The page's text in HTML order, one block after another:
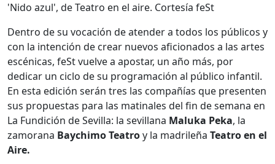
'Nido azul', de Teatro en el aire. Cortesía feSt
Dentro de su vocación de atender a todos los públicos y
con la intención de crear nuevos aficionados a las artes
escénicas, feSt vuelve a apostar, un año más, por
dedicar un ciclo de su programación al público infantil.
En esta edición serán tres las compañías que presenten
sus propuestas para las matinales del fin de semana en
La Fundición de Sevilla: la sevillana Maluka Peka, la
zamorana Baychimo Teatroy la madrileña Teatro en el
Aire.